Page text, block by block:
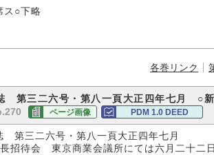
ス○下略
各巻リンク
第三二六号・第八一頁大正四年七月 ○
ページ画像 PDM 1.0 DEED
第三二六号・第八一頁大正四年七月
招待会 東京商業会議所にては六月二十二